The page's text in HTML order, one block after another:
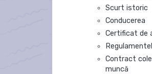
Scurt istoric
Conducerea
Certificat de
Contract
muncă